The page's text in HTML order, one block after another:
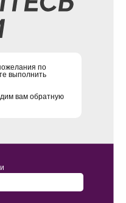
по
выполнить
вам обратную